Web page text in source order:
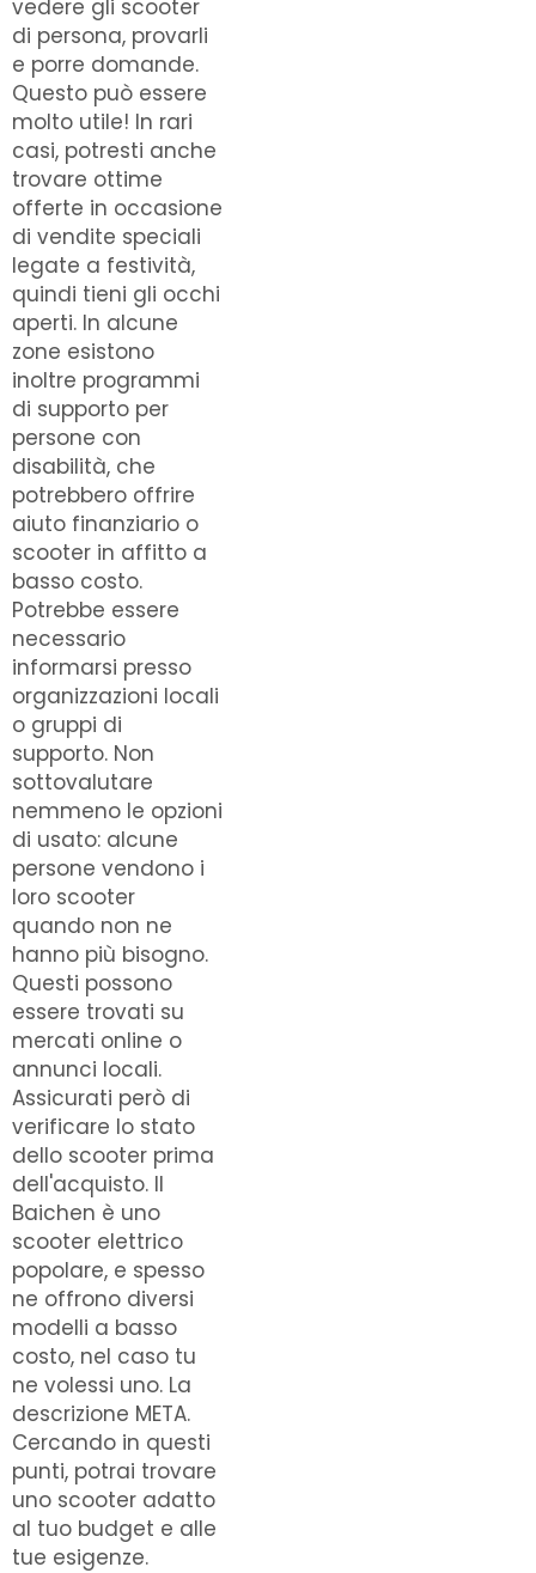
vedere gli scooter
di persona, provarli
e porre domande.
Questo può essere
molto utile! In rari
casi, potresti anche
trovare ottime
offerte in occasione
di vendite speciali
legate a festività,
quindi tieni gli occhi
aperti. In alcune
zone esistono
inoltre programmi
di supporto per
persone con
disabilità, che
potrebbero offrire
aiuto finanziario o
scooter in affitto a
basso costo.
Potrebbe essere
necessario
informarsi presso
organizzazioni locali
o gruppi di
supporto. Non
sottovalutare
nemmeno le opzioni
di usato: alcune
persone vendono i
loro scooter
quando non ne
hanno più bisogno.
Questi possono
essere trovati su
mercati online o
annunci locali.
Assicurati però di
verificare lo stato
dello scooter prima
dell'acquisto. Il
Baichen è uno
scooter elettrico
popolare, e spesso
ne offrono diversi
modelli a basso
costo, nel caso tu
ne volessi uno. La
descrizione META.
Cercando in questi
punti, potrai trovare
uno scooter adatto
al tuo budget e alle
tue esigenze.